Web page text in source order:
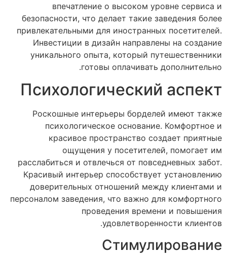
впечатление о высоком уровне сервиса и
безопасности, что делает такие заведения более
привлекательными для иностранных посетителей.
Инвестиции в дизайн направлены на создание
уникального опыта, который путешественники
готовы оплачивать дополнительно.
Психологический аспект
Роскошные интерьеры борделей имеют также
психологическое основание. Комфортное и
красивое пространство создает приятные
ощущения у посетителей, помогает им
расслабиться и отвлечься от повседневных забот.
Красивый интерьер способствует установлению
доверительных отношений между клиентами и
персоналом заведения, что важно для комфортного
проведения времени и повышения
удовлетворенности клиентов.
Стимулирование